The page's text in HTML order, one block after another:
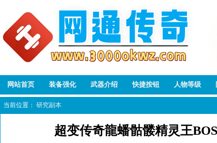
网站首页 装备强化 武器介绍 快捷按钮 人物等级
当前位置： 研究副本
超变传奇龍蟠骷髅精灵王